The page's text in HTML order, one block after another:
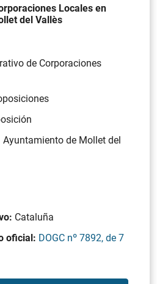
Locales en
del Vallès
de Corporaciones
Ayuntamiento de Mollet del
Cataluña
oficial: DOGC nº 7892, de 7